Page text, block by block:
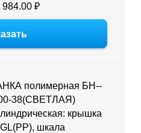
984.00 ₽
полимерная БН--
38(СВЕТЛАЯ)
крышка
шкала